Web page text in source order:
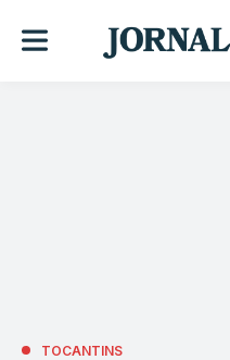
TOCANTINS